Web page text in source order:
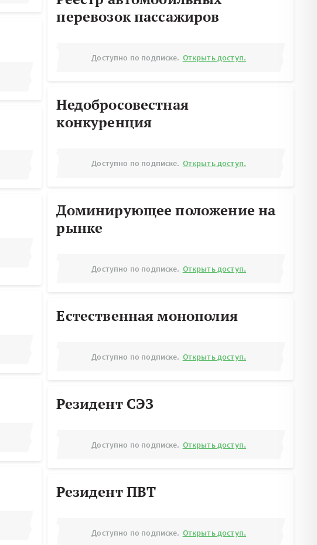
перевозок пассажиров
Доступно по подписке. Открыть доступ.
Недобросовестная
конкуренция
Доступно по подписке. Открыть доступ.
Доминирующее положение на
рынке
Доступно по подписке. Открыть доступ.
Естественная монополия
Доступно по подписке. Открыть доступ.
Резидент СЭЗ
Доступно по подписке. Открыть доступ.
Резидент ПВТ
Доступно по подписке. Открыть доступ.